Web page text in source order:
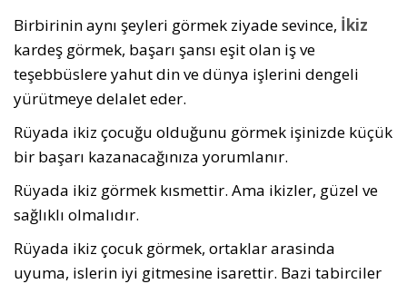
Birbirinin aynı şeyleri görmek ziyade sevince, İkiz
kardeş görmek, başarı şansı eşit olan iş ve
teşebbüslere yahut din ve dünya işlerini dengeli
yürütmeye delalet eder.
Rüyada ikiz çocuğu olduğunu görmek işinizde küçük
bir başarı kazanacağınıza yorumlanır.
Rüyada ikiz görmek kısmettir. Ama ikizler, güzel ve
sağlıklı olmalıdır.
Rüyada ikiz çocuk görmek, ortaklar arasinda
uyuma, islerin iyi gitmesine isarettir. Bazi tabirciler